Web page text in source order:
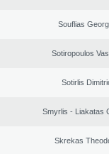
Souflias
Sotiropoulos
Sotirlis
Smyrlis - Liakatas
Skrekas